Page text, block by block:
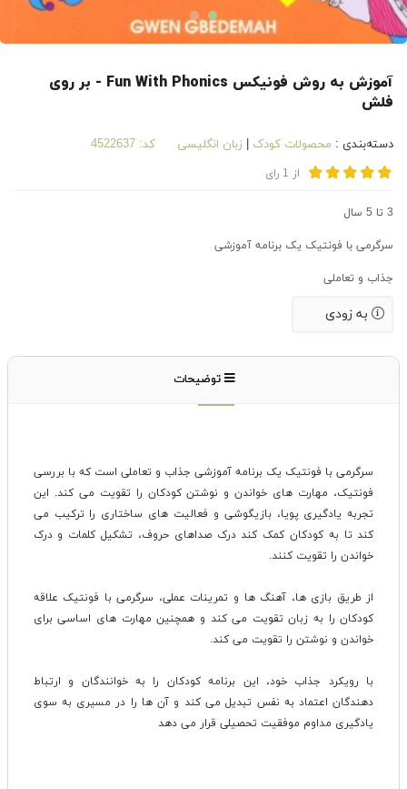
آموزش به روش فونیکس Fun With Phonics - بر روی
فلش
دسته‌بندی : محصولات کودک زبان انگلیسی کد:
از 1 رای
3 تا 5 سال
سرگرمی با فونتیک یک برنامه آموزشی
جذاب و تعاملی
به زودی
توضیحات
سرگرمی با فونتیک یک برنامه آموزشی جذاب و تعاملی است که با بررسی
فونتیک، مهارت های خواندن و نوشتن کودکان را تقویت می کند. این
تجربه یادگیری پویا، بازیگوشی و فعالیت های ساختاری را ترکیب می
کند تا به کودکان کمک کند درک صداهای حروف، تشکیل کلمات و درک
خواندن را تقویت کنند.
از طریق بازی ها، آهنگ ها و تمرینات عملی، سرگرمی با فونتیک علاقه
کودکان را به زبان تقویت می کند و همچنین مهارت های اساسی برای
خواندن و نوشتن را تقویت می کند.
با رویکرد جذاب خود، این برنامه کودکان را به خوانندگان و ارتباط
دهندگان اعتماد به نفس تبدیل می کند و آن ها را در مسیری به سوی
یادگیری مداوم موفقیت تحصیلی قرار می دهد